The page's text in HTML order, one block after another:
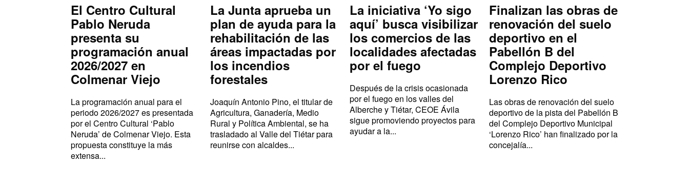
El Centro Cultural
Pablo Neruda
presenta su
programación anual
2026/2027 en
Colmenar Viejo
La programación anual para el
periodo 2026/2027 es presentada
por el Centro Cultural ‘Pablo
Neruda’ de Colmenar Viejo. Esta
propuesta constituye la más
extensa...
La Junta aprueba un
plan de ayuda para la
rehabilitación de las
áreas impactadas por
los incendios
forestales
Joaquín Antonio Pino, el titular de
Agricultura, Ganadería, Medio
Rural y Política Ambiental, se ha
trasladado al Valle del Tiétar para
reunirse con alcaldes...
La iniciativa ‘Yo sigo
aquí’ busca visibilizar
los comercios de las
localidades afectadas
por el fuego
Después de la crisis ocasionada
por el fuego en los valles del
Alberche y Tiétar, CEOE Ávila
sigue promoviendo proyectos para
ayudar a la...
Finalizan las obras de
renovación del suelo
deportivo en el
Pabellón B del
Complejo Deportivo
Lorenzo Rico
Las obras de renovación del suelo
deportivo de la pista del Pabellón B
del Complejo Deportivo Municipal
‘Lorenzo Rico’ han finalizado por la
concejalía...